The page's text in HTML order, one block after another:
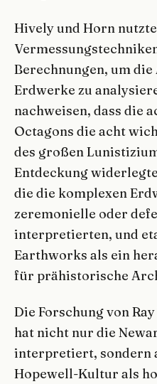
Hively und Horn
Berechnungen, um
Erdwerke zu
nachweisen, dass die
Octagons die acht
des großen
Entdeckung
die die komplexen
zeremonielle oder
interpretierten, und
Earthworks als ein
für prähistorische
Die Forschung von
hat nicht nur die
interpretiert, sondern
Hopewell-Kultur als